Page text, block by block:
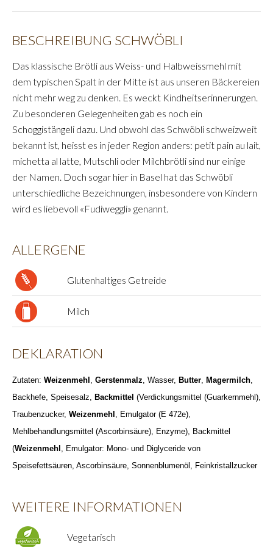
BESCHREIBUNG SCHWÖBLI
Das klassische Brötli aus Weiss- und Halbweissmehl mit
dem typischen Spalt in der Mitte ist aus unseren Bäckereien
nicht mehr weg zu denken. Es weckt Kindheitserinnerungen.
Zu besonderen Gelegenheiten gab es noch ein
Schoggistängeli dazu. Und obwohl das Schwöbli schweizweit
bekannt ist, heisst es in jeder Region anders: petit pain au lait,
michetta al latte, Mutschli oder Milchbrötli sind nur einige
der Namen. Doch sogar hier in Basel hat das Schwöbli
unterschiedliche Bezeichnungen, insbesondere von Kindern
wird es liebevoll «Fudiweggli» genannt.
ALLERGENE
Glutenhaltiges Getreide
Milch
DEKLARATION
Zutaten: Weizenmehl , Gerstenmalz, Wasser, Butter, Magermilch,
Backhefe, Speisesalz, Backmittel (Verdickungsmittel (Guarkernmehl),
Traubenzucker, Weizenmehl , Emulgator (E 472e),
Mehlbehandlungsmittel (Ascorbinsäure), Enzyme), Backmittel
(Weizenmehl , Emulgator: Mono- und Diglyceride von
Speisefettsäuren, Ascorbinsäure, Sonnenblumenöl, Feinkristallzucker
WEITERE INFORMATIONEN
Vegetarisch